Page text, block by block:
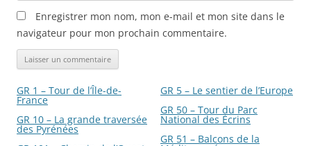
Enregistrer mon nom, mon e-mail et mon site dans le
navigateur pour mon prochain commentaire.
GR 1 – Tour de l’Île-de-
France
GR 10 – La grande traversée
des Pyrénées
GR 5 – Le sentier de l’Europe
GR 50 – Tour du Parc
National des Écrins
GR 51 – Balcons de la